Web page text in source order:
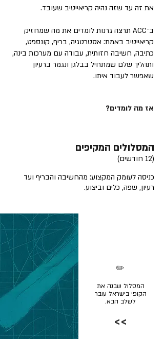
את זה עד שזה נהיה קריאייטיב שעובד.
ב־ACC תרצה גרנות לומדים את מה שמחזיק
קריאייטיב באמת: אסטרטגיה, בריף, קונספט,
כתיבה, חשיבה חזותית, עבודה עם מערכות בינה,
ותהליך שלם שמתחיל בבלגן ונגמר ברעיון
שאפשר לעבוד איתו.
אז מה לומדים?
המסלולים המקיפים
(12 חודשים)
כניסה לעומק המקצוע: מהחשיבה והבריף ועד
רעיון, שפה, כלים וביצוע.
המסלול שבנה את
הקופי בישראל עובר
לשלב הבא.
✏️
>>